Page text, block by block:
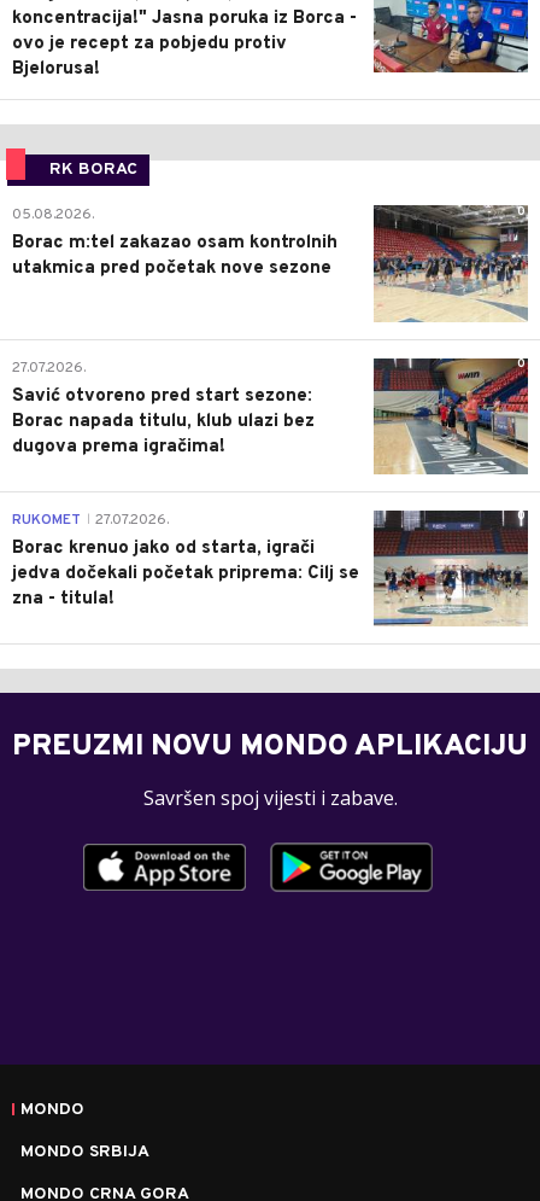
koncentracija!" Jasna poruka iz Borca -
ovo je recept za pobjedu protiv
Bjelorusa!
RK BORAC
0
05.08.2026.
Borac m:tel zakazao osam kontrolnih
utakmica pred početak nove sezone
0
27.07.2026.
Savić otvoreno pred start sezone:
Borac napada titulu, klub ulazi bez
dugova prema igračima!
0
RUKOMET 27.07.2026.
Borac krenuo jako od starta, igrači
jedva dočekali početak priprema: Cilj se
zna - titula!
PREUZMI NOVU MONDO APLIKACIJU
Savršen spoj vijesti i zabave.
MONDO
MONDO SRBIJA
MONDO CRNA GORA